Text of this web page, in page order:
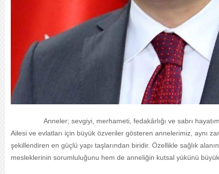
Anneler; sevgiyi, merhameti, fedakârlığı ve sabrı
Ailesi ve evlatları için büyük özveriler gösteren annelerimiz, aynı
şekillendiren en güçlü yapı taşlarından biridir. Özellikle sağlık
mesleklerinin sorumluluğunu hem de anneliğin kutsal yükünü büyük